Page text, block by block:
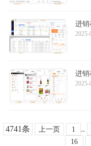
进销
2025-
进销
2025-
4741条 上一页 1 ..
16